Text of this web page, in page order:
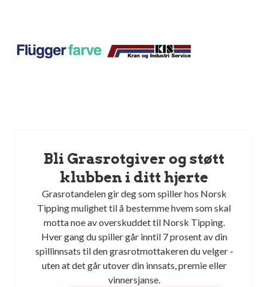
Bli Grasrotgiver og støtt
klubben i ditt hjerte
Grasrotandelen gir deg som spiller hos Norsk
Tipping mulighet til å bestemme hvem som skal
motta noe av overskuddet til Norsk Tipping.
Hver gang du spiller går inntil 7 prosent av din
spillinnsats til den grasrotmottakeren du velger -
uten at det går utover din innsats, premie eller
vinnersjanse.